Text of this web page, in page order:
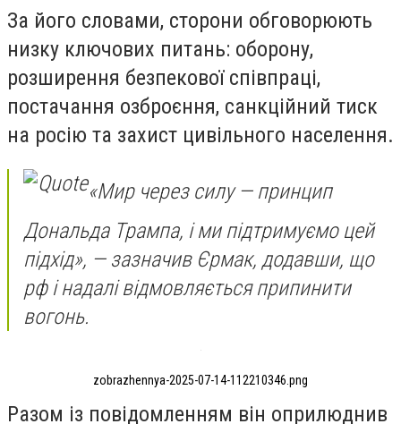
За його словами, сторони обговорюють
низку ключових питань: оборону,
розширення безпекової співпраці,
постачання озброєння, санкційний тиск
на росію та захист цивільного населення.
«Мир через силу — принцип
Дональда Трампа, і ми підтримуємо цей
підхід», — зазначив Єрмак, додавши, що
рф і надалі відмовляється припинити
вогонь.
zobrazhennya-2025-07-14-112210346.png
Разом із повідомленням він оприлюднив